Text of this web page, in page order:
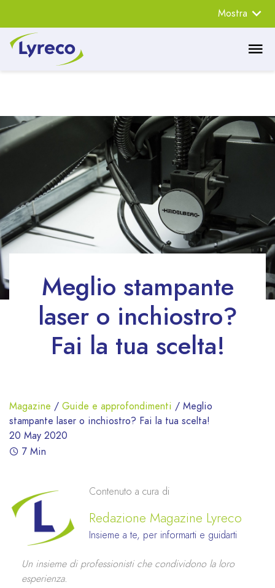
Mostra
Magazine / Guide e approfondimenti / Meglio
stampante laser o inchiostro? Fai la tua scelta!
20 May 2020
7 Min
Meglio stampante
laser o inchiostro?
Fai la tua scelta!
Contenuto a cura di
Redazione Magazine Lyreco
Insieme a te, per informarti e guidarti
Un insieme di professionisti che condividono la loro
esperienza.